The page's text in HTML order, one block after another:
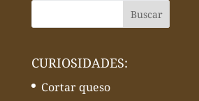
CURIOSIDADES:
Cortar queso